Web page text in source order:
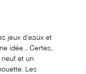
jeux d’eaux et
idée... Certes,
et un
Les